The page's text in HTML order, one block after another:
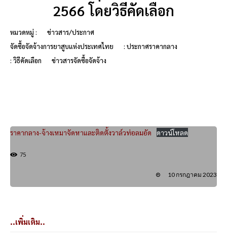
2566 โดยวิธีคัดเลือก
หมวดหมู่ :
ข่าวสาร/ประกาศ
จัดซื้อจัดจ้างการยาสูบแห่งประเทศไทย
: ประกาศราคากลาง
: วิธีคัดเลือก
ข่าวสารจัดซื้อจัดจ้าง
ราคากลาง-จ้างเหมาจัดหาและติดตั้งวาล์วท่อลมอัด ดาวน์โหลด
75
10 กรกฎาคม 2023
..เพิ่มเติม..